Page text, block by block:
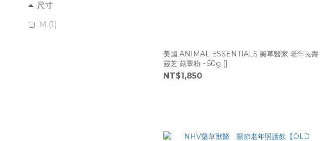
尺寸
M (1)
美國 ANIMAL ESSENTIALS 藥草醫家 老年長壽
靈芝 菇蕈粉 - 50g []
NT$1,850